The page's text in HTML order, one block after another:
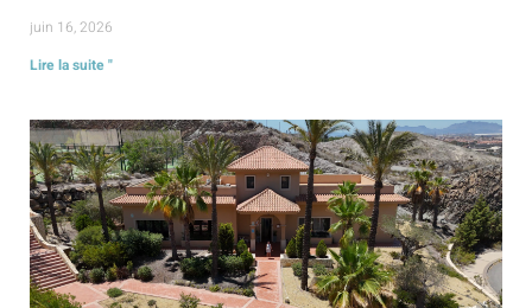
juin 16, 2026
Lire la suite "